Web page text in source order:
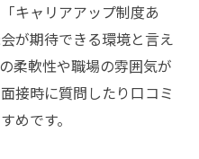
キャリアアップ制度あ
が期待できる環境と言え
柔軟性や職場の雰囲気が
接時に質問したり口コミ
めです。